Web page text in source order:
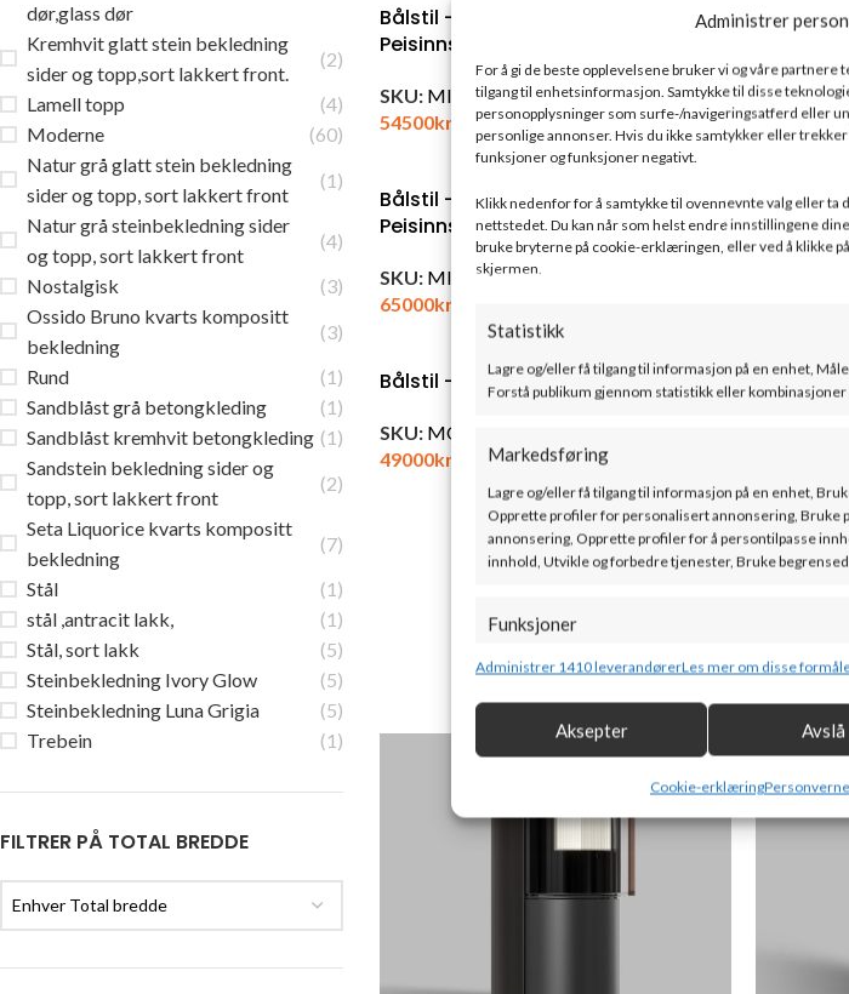
Administrer
For å gi de beste opplevelsene bruker vi og våre partnere
tilgang til enhetsinformasjon. Samtykke til disse
personopplysninger som surfe-/navigeringsatferd eller
personlige annonser. Hvis du ikke samtykker eller
funksjoner og funksjoner negativt.
Klikk nedenfor for å samtykke til ovennevnte valg eller ta
nettstedet. Du kan når som helst endre innstillingene
bruke bryterne på cookie-erklæringen, eller ved å klikke
skjermen.
Statistikk
Lagre og/eller få tilgang til informasjon på en enhet,
Forstå publikum gjennom statistikk eller kombinasjoner
Markedsføring
Lagre og/eller få tilgang til informasjon på en enhet,
Opprette profiler for personalisert annonsering, Bruke
annonsering, Opprette profiler for å persontilpasse
innhold, Utvikle og forbedre tjenester, Bruke
Funksjoner
Matche og kombinere data fra andre datakilder, Koble
Sørge for sikkerhet, forhindre og oppdage
og vise annonser og innhold, Lagre og
Administrer 1410 leverandørerLes mer om disse
Aksepter Avslå
Cookie-erklæring
dør,glass dør
Kremhvit glatt stein bekledning
sider og topp,sort lakkert front.
(2)
Lamell topp
(4)
Moderne
(60)
Natur grå glatt stein bekledning
sider og topp, sort lakkert front
(1)
Natur grå steinbekledning sider
og topp, sort lakkert front
(4)
Nostalgisk
(3)
Ossido Bruno kvarts kompositt
bekledning
(3)
Rund
(1)
Sandblåst grå betongkleding
(1)
Sandblåst kremhvit betongkleding (1)
Sandstein bekledning sider og
topp, sort lakkert front
(2)
Seta Liquorice kvarts kompositt
bekledning
(7)
Stål
(1)
stål ,antracit lakk,
(1)
Stål, sort lakk
(5)
Steinbekledning Ivory Glow
(5)
Steinbekledning Luna Grigia
(5)
Trebein
(1)
FILTRER PÅ TOTAL BREDDE
Enhver Total bredde
Bålstil – MILANO 610/430 –
Peisinnsats
SKU: MILANO/L/610/430
54500kr ink. mva
Bålstil – MILANO 800/400 –
Peisinnsats
SKU: MILANO/800/400
65000kr
Bålstil –
Bålstil – MODENA M – Frittstående
SKU: MODENA/M/L/BLACK/Q/F/G
49000kr ink. mva
Bålstil –
SKU: